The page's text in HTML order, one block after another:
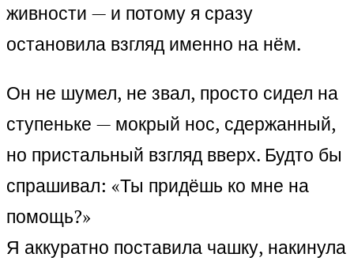
живности — и потому я сразу
остановила взгляд именно на нём.
Он не шумел, не звал, просто сидел на
ступеньке — мокрый нос, сдержанный,
но пристальный взгляд вверх. Будто бы
спрашивал: «Ты придёшь ко мне на
помощь?»
Я аккуратно поставила чашку, накинула